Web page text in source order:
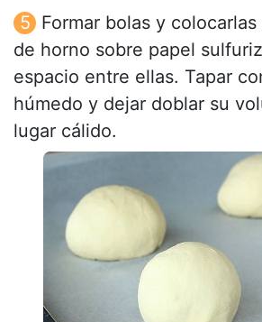
Formar bolas y
de horno sobre papel
espacio entre ellas. Tapar
húmedo y dejar doblar su
lugar cálido.